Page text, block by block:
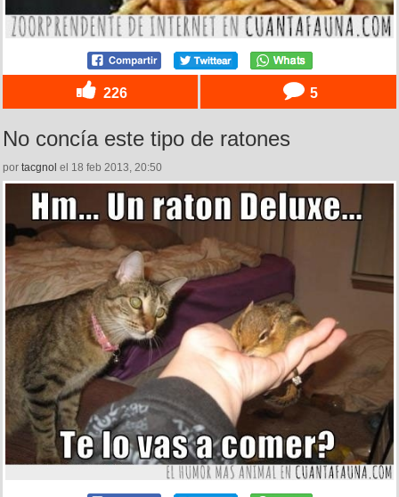
226 5
No concía este tipo de ratones
por tacgnol el 18 feb 2013, 20:50